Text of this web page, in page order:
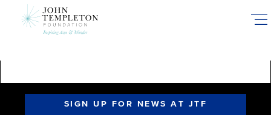
SIGN UP FOR NEWS AT JTF